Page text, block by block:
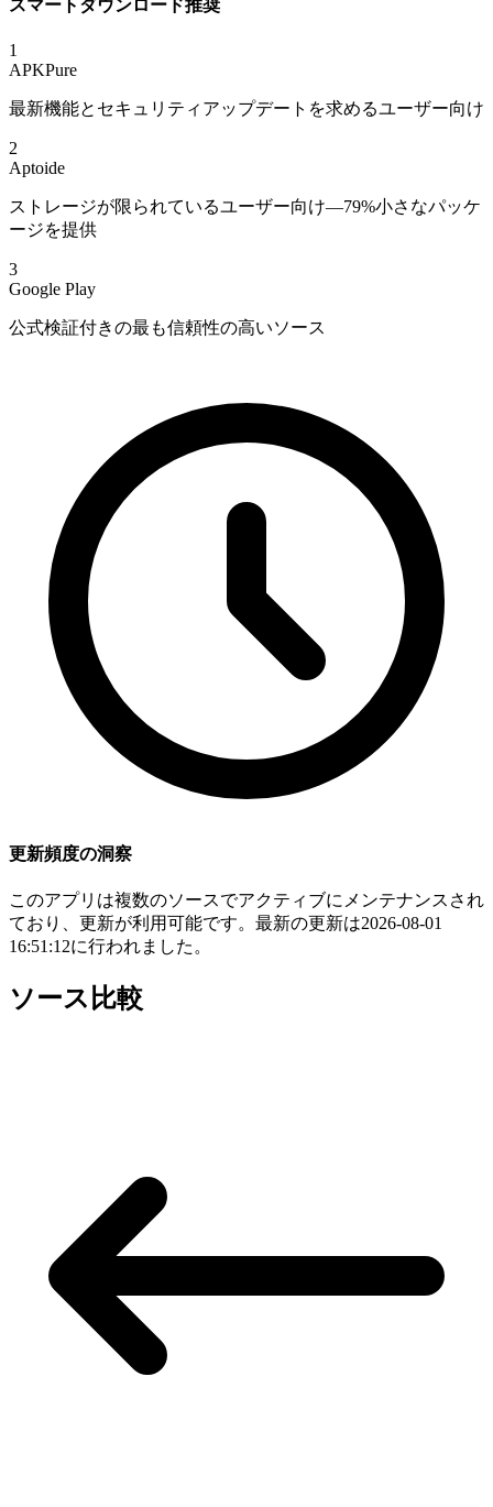
スマートダウンロード推奨
1
APKPure
最新機能とセキュリティアップデートを求めるユーザー向け
2
Aptoide
ストレージが限られているユーザー向け—79%小さなパッケ
ージを提供
3
Google Play
公式検証付きの最も信頼性の高いソース
更新頻度の洞察
このアプリは複数のソースでアクティブにメンテナンスされ
ており、更新が利用可能です。最新の更新は2026-08-01
16:51:12に行われました。
ソース比較